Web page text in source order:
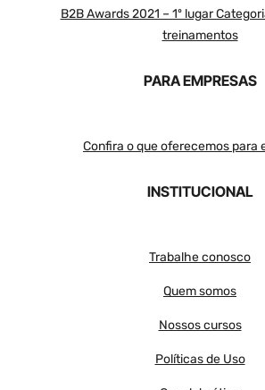
B2B Awards 2021 – 1º lugar
treinamentos
PARA EMPRESAS
Confira o que oferecemos para
INSTITUCIONAL
Trabalhe conosco
Quem somos
Nossos cursos
Políticas de Uso